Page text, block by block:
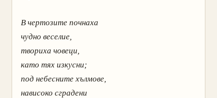
В чертозите почнаха
чудно веселие,
твориха човеци,
като тях изкусни;
под небесните хълмове,
нависоко сградени